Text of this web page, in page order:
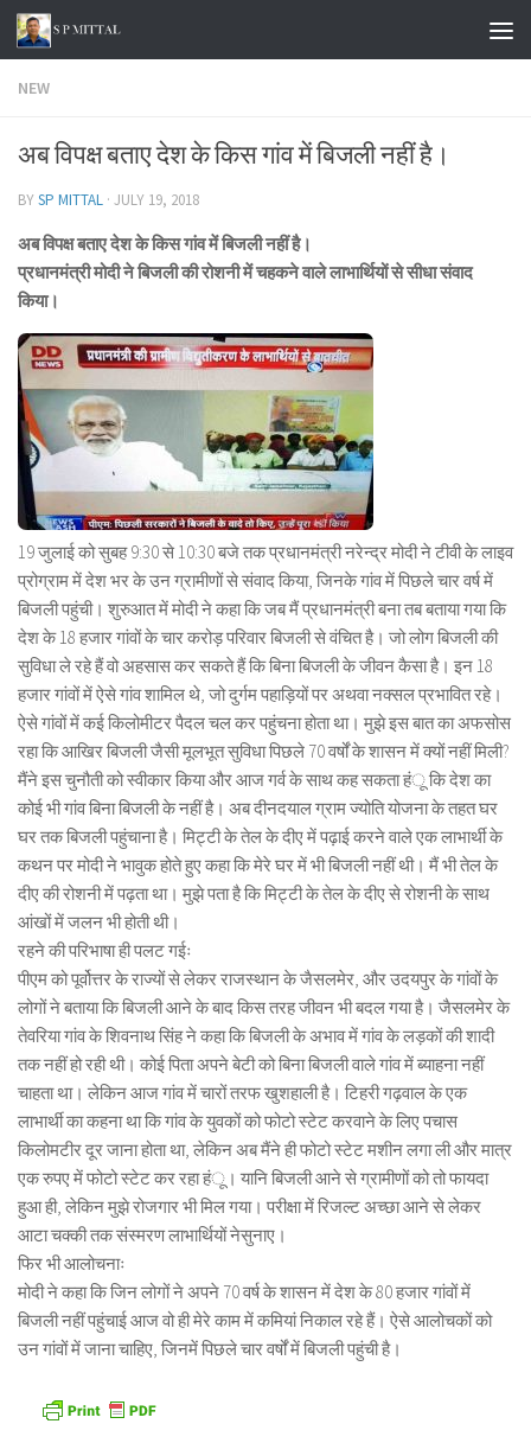
Skip to content
NEW
अब विपक्ष बताए देश के किस गांव में बिजली नहीं है।
BYSP MITTAL · JULY 19, 2018
अब विपक्ष बताए देश के किस गांव में बिजली नहीं है।
प्रधानमंत्री मोदी ने बिजली की रोशनी में चहकने वाले लाभार्थियों से सीधा संवाद
किया।
19 जुलाई को सुबह 9:30 से 10:30 बजे तक प्रधानमंत्री नरेन्द्र मोदी ने टीवी के लाइव
प्रोग्राम में देश भर के उन ग्रामीणों से संवाद किया, जिनके गांव में पिछले चार वर्ष में
बिजली पहुंची। शुरुआत में मोदी ने कहा कि जब मैं प्रधानमंत्री बना तब बताया गया कि
देश के 18 हजार गांवों के चार करोड़ परिवार बिजली से वंचित है। जो लोग बिजली की
सुविधा ले रहे हैं वो अहसास कर सकते हैं कि बिना बिजली के जीवन कैसा है। इन 18
हजार गांवों में ऐसे गांव शामिल थे, जो दुर्गम पहाड़ियों पर अथवा नक्सल प्रभावित रहे।
ऐसे गांवों में कई किलोमीटर पैदल चल कर पहुंचना होता था। मुझे इस बात का अफसोस
रहा कि आखिर बिजली जैसी मूलभूत सुविधा पिछले 70 वर्षों के शासन में क्यों नहीं मिली?
मैंने इस चुनौती को स्वीकार किया और आज गर्व के साथ कह सकता हंू कि देश का
कोई भी गांव बिना बिजली के नहीं है। अब दीनदयाल ग्राम ज्योति योजना के तहत घर
घर तक बिजली पहुंचाना है। मिट्टी के तेल के दीए में पढ़ाई करने वाले एक लाभार्थी के
कथन पर मोदी ने भावुक होते हुए कहा कि मेरे घर में भी बिजली नहीं थी। मैं भी तेल के
दीए की रोशनी में पढ़ता था। मुझे पता है कि मिट्टी के तेल के दीए से रोशनी के साथ
आंखों में जलन भी होती थी।
रहने की परिभाषा ही पलट गईः
पीएम को पूर्वोत्तर के राज्यों से लेकर राजस्थान के जैसलमेर, और उदयपुर के गांवों के
लोगों ने बताया कि बिजली आने के बाद किस तरह जीवन भी बदल गया है। जैसलमेर के
तेवरिया गांव के शिवनाथ सिंह ने कहा कि बिजली के अभाव में गांव के लड़कों की शादी
तक नहीं हो रही थी। कोई पिता अपने बेटी को बिना बिजली वाले गांव में ब्याहना नहीं
चाहता था। लेकिन आज गांव में चारों तरफ खुशहाली है। टिहरी गढ़वाल के एक
लाभार्थी का कहना था कि गांव के युवकों को फोटो स्टेट करवाने के लिए पचास
किलोमटीर दूर जाना होता था, लेकिन अब मैंने ही फोटो स्टेट मशीन लगा ली और मात्र
एक रुपए में फोटो स्टेट कर रहा हंू। यानि बिजली आने से ग्रामीणों को तो फायदा
हुआ ही, लेकिन मुझे रोजगार भी मिल गया। परीक्षा में रिजल्ट अच्छा आने से लेकर
आटा चक्की तक संस्मरण लाभार्थियों नेसुनाए।
फिर भी आलोचनाः
मोदी ने कहा कि जिन लोगों ने अपने 70 वर्ष के शासन में देश के 80 हजार गांवों में
बिजली नहीं पहुंचाई आज वो ही मेरे काम में कमियां निकाल रहे हैं। ऐसे आलोचकों को
उन गांवों में जाना चाहिए, जिनमें पिछले चार वर्षों में बिजली पहुंची है।